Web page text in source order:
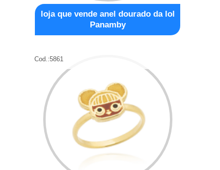
loja que vende anel dourado da lol
Panamby
Cod.:5861